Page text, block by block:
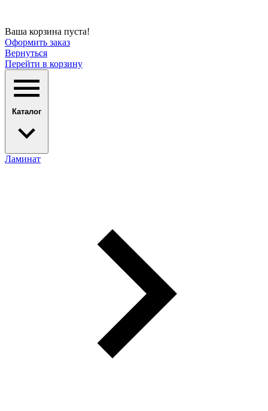
Ваша корзина пуста!
Оформить заказ
Вернуться
Перейти в корзину
Каталог
Ламинат